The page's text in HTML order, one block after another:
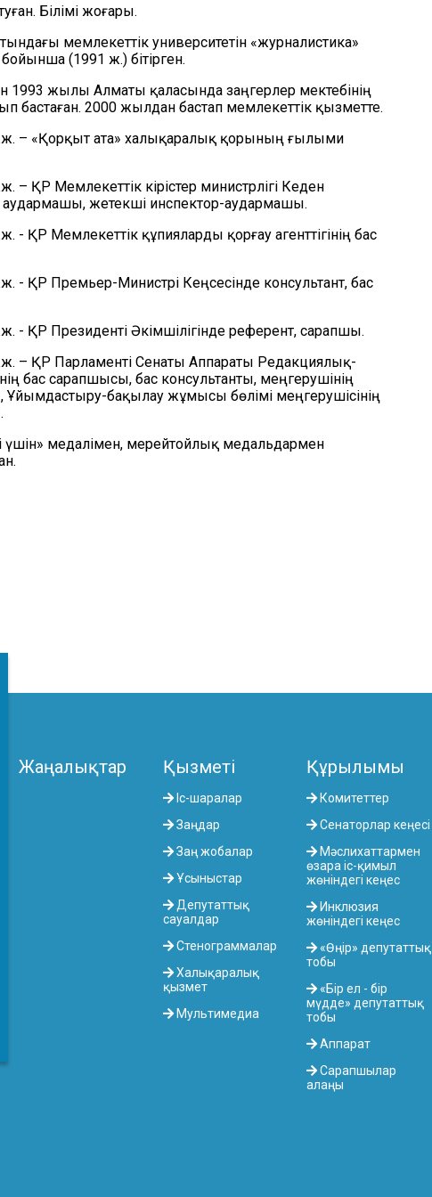
Білімі жоғары.
мемлекеттік университетін «журналистика»
(1991 ж.) бітірген.
1993 жылы Алматы қаласында заңгерлер мектебінің
бастаған. 2000 жылдан бастап мемлекеттік қызметте.
– «Қорқыт ата» халықаралық қорының ғылыми
– ҚР Мемлекеттік кірістер министрлігі Кеден
аудармашы, жетекші инспектор-аудармашы.
- ҚР Мемлекеттік құпияларды қорғау агенттігінің бас
- ҚР Премьер-Министрі Кеңсесінде консультант, бас
- ҚР Президенті Әкімшілігінде референт, сарапшы.
– ҚР Парламенті Сенаты Аппараты Редакциялық-
бас сарапшысы, бас консультанты, меңгерушінің
Ұйымдастыру-бақылау жұмысы бөлімі меңгерушісінің
үшін» медалімен, мерейтойлық медальдармен
Жаңалықтар Қызметі
Іс-шаралар
Заңдар
Заң жобалар
Ұсыныстар
Депутаттық
сауалдар
Стенограммалар
Халықаралық
қызмет
Мультимедиа
Құрылымы
Комитеттер
Сенаторлар кеңесі
Мәслихаттармен
өзара іс-қимыл
жөніндегі кеңес
Инклюзия
жөніндегі кеңес
«Өңір» депутаттық
тобы
«Бір ел - бір
мүдде» депутаттық
тобы
Аппарат
Сарапшылар
алаңы